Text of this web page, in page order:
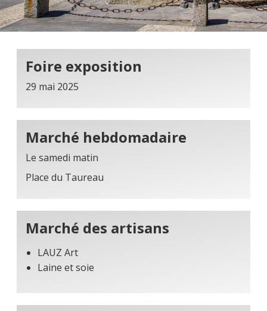
Foire exposition
29 mai 2025
Marché hebdomadaire
Le samedi matin
Place du Taureau
Marché des artisans
LAUZ Art
Laine et soie